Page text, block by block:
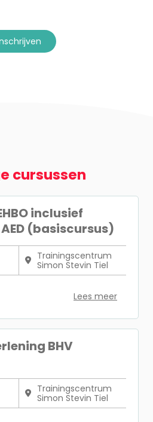
cursussen
inclusief
(basiscursus)
Trainingscentrum
Simon Stevin Tiel
Lees meer
BHV
Trainingscentrum
Simon Stevin Tiel